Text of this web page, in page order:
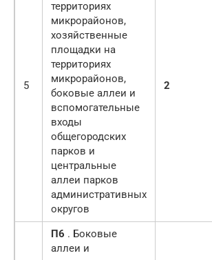
5
территориях
микрорайонов,
хозяйственные
площадки на
территориях
микрорайонов,
боковые аллеи и
вспомогательные
входы
общегородских
парков и
центральные
аллеи парков
административных
округов
2
П6 . Боковые
аллеи и